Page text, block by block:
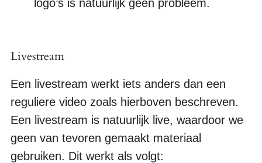
logo’s is natuurlijk geen probleem.
Livestream
Een livestream werkt iets anders dan een
reguliere video zoals hierboven beschreven.
Een livestream is natuurlijk live, waardoor we
geen van tevoren gemaakt materiaal
gebruiken. Dit werkt als volgt: